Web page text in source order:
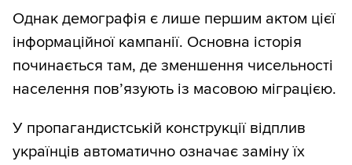
Однак демографія є лише першим актом цієї
інформаційної кампанії. Основна історія
починається там, де зменшення чисельності
населення пов’язують із масовою міграцією.
У пропагандистській конструкції відплив
українців автоматично означає заміну їх